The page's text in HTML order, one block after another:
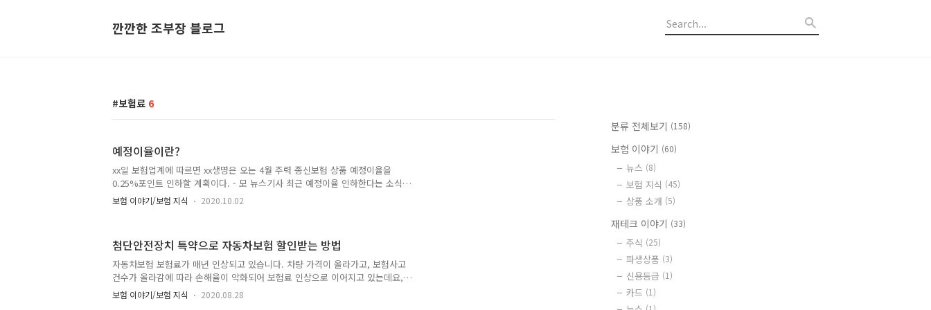
깐깐한 조부장 블로그
보험료 6
예정이율이란?
xx일 보험업계에 따르면 xx생명은 오는 4월 주력 종신보험 상품 예정이율을
0.25%포인트 인하할 계획이다. - 모 뉴스기사 최근 예정이율 인하한다는 소식이
많이 들리는데요, 저금리 기조와 더불어 보험사들의 예정이율 인하 움직임이 계
속 포착되고 있습니다. 앞서 한화생명은 '실속플러스 종신보험'의 예정이율을
다. 예정이율이란 예정이율은 보험사가 가입자가 받은 보험료를 운용해 보험금
을 지급하기 전까지 거둘 수 있는 예상 수익률을 말합니다. 보통 예정이율이
0.25% 내려가면 보험료가 5~10% 인상되는 것으로 알려져 있습니다. 보험사 운
용 수익이 더 ..
보험 이야기/보험 지식 2020.10.02
첨단안전장치 특약으로 자동차보험 할인받는 방법
자동차보험 보험료가 매년 인상되고 있습니다. 차량 가격이 올라가고, 보험사고
건수가 올라감에 따라 손해율이 악화되어 보험료 인상으로 이어지고 있는데요,
보험사별 자동차보험료를 할인받을 수 있는 특약이 있습니다. 그 중 첨단안전장
치 할인 특약에 대해 알아보겠습니다. 첨단안전장치에 대해 2017년경 자동차보
보험 이야기/보험 지식 2020.08.28
분류 전체보기 (158)
보험 이야기 (60)
뉴스 (8)
보험 지식 (45)
상품 소개 (5)
재테크 이야기 (33)
주식 (25)
파생상품 (3)
신용등급 (1)
카드 (1)